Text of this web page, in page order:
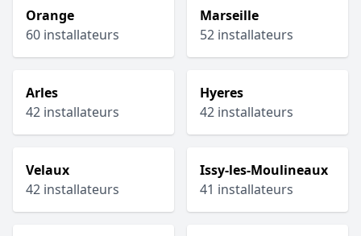
Orange
60 installateurs
Marseille
52 installateurs
Arles
42 installateurs
Hyeres
42 installateurs
Velaux
42 installateurs
Issy-les-Moulineaux
41 installateurs